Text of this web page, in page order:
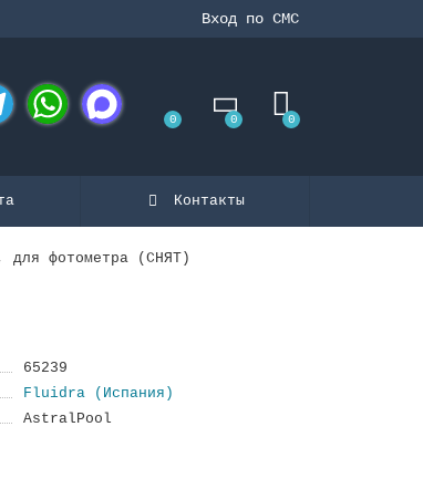
Вход по СМС
0 0 0
Контакты
фотометра (СНЯТ)
65239
Fluidra (Испания)
AstralPool